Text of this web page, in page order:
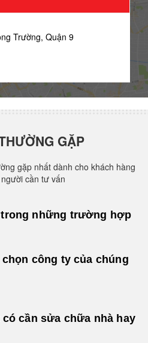
Trường, Quận 9
GẶP
gặp nhất dành cho khách hàng
cần tư vấn
những trường hợp
công ty của chúng
cần sửa chữa nhà hay